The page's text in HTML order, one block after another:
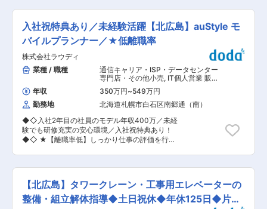
取り、設計と製造が連携した形で業務を進めま
す。設計意図を現場へ正確に伝え、ものづくり全
体を支える役割が期待されます。 ■業務の魅力
・顧客ごとに異なる仕様に対応するオーダーメイ
ド設計 ・製品を間近で確認しながら設計品質を高
められる環境 ・原価・品質・法令を意識した実践
部長、課長のもと、落ち着いた雰囲気の中で業務
を行っています。全社平均年齢は41歳で、中途入
社者も活躍しています。 ■働き方 ・北海道北広
島市勤務、転勤なし ・設計と製造が近く、社内連
携が取りやすい ・案件状況に応じた業務調整が可
能 ■キャリアパス 設計担当として経験を積み、
とが可能です。 ■企業魅力 同社はトラック・ト
レーラ荷台設計・製作で道内トップクラスの実績
安定した経営基盤を築いています。オーダーメイ
ド生産にこだわり、高い技術力で物流を支え続け
ています。 変更の範囲：会社の定める業務
ンテナンスが主な仕事になり、ゆくゆくは点検・
整備・修理を行っていただきます。原則、自社工
場での業務となり、時間外や休みの呼び出しはほ
ぼありません。 ■扱う機械：油圧式杭圧入引抜機
(サイレントパイラー）、バックホウ型ベースマシ
ン機(WILL工法）、建設機械全般点検・修理・整
備） ■出張あり：年に0〜1回の頻度で、1〜2日
の道内出張があります（出張手当：3,500円/
回）。 ■研修制度：希望があれば、メーカー研修
（2〜3日）も受けることもできます※道外のた
め、出張になります。 ※将来的に機械のメンテナ
ンスに慣れた後、外部のメーカーの研修を受ける
ことが可能です。 基本的には先輩がついてOJTで
業務を覚えていただきますが、一人前になるまで
は、一人で業務をお任せすることはありません。
１０年かけて１人前になる想定なので、先輩に見
ます。売上よりも、日々の取り組みや仕事に対す
る姿勢に重点を置き、評価しています。 ■同社の
魅力： ・取り扱う機械・部品の種類が多いため、
入社祝特典あり／未経験活躍【北広島】auStyle モ
バイルプランナー／★低離職率
株式会社ラウディ
業種 / 職種
通信キャリア・ISP・データセンター
専門店・その他小売, IT個人営業 販
売・接客・売り場担当
年収 350万円~549万円
勤務地
北海道札幌市白石区南郷通（南）
◆◇入社2年目の社員のモデル年収400万／未経
験でも研修充実の安心環境／入社祝特典あり！
◆◇ ★【離職率低】しっかり仕事の評価を行
同じくらい ★【長期就業】産休・育休＆復帰実績
あり。戻りたいと思える会社を目指しています！
★「バリバリ働きたい」、「プライベート優先し
たい」当社なら選べます！ ★長く働くと永年勤続
手当として5年ごとの節目に5〜30万のインセン
【北広島】タワークレーン・工事用エレベーターの
整備・組立解体指導◆土日祝休◆年休125日◆片桐